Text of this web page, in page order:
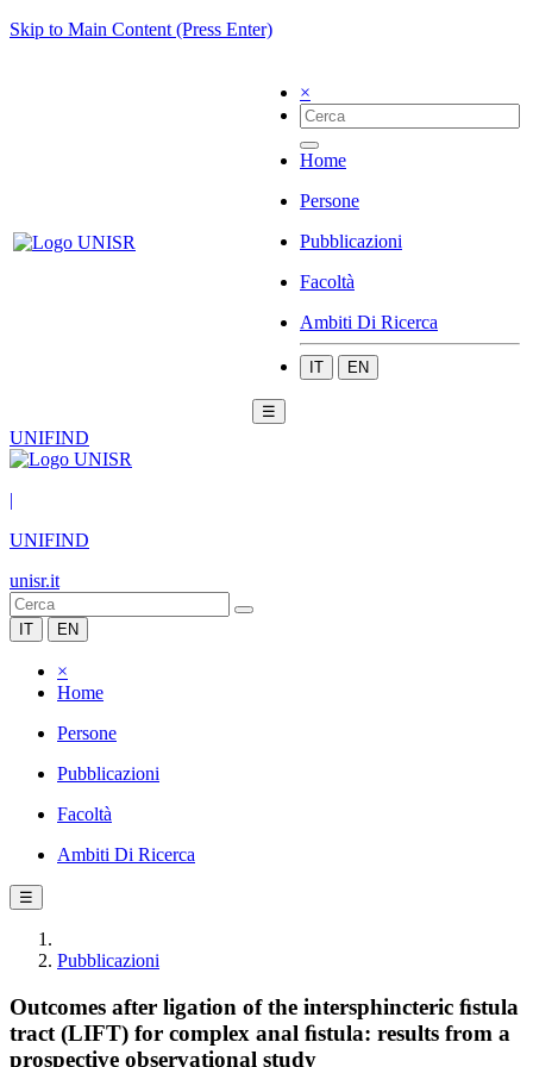
Skip to Main Content (Press Enter)
×
Home
Persone
Pubblicazioni
Facoltà
Ambiti Di Ricerca
IT EN
☰
UNIFIND
|
UNIFIND
unisr.it
IT EN
×
Home
Persone
Pubblicazioni
Facoltà
Ambiti Di Ricerca
☰
Pubblicazioni
Outcomes after ligation of the intersphincteric ﬁstula
tract (LIFT) for complex anal ﬁstula: results from a
prospective observational study